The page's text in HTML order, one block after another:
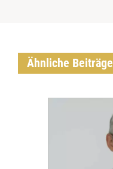
Ähnliche Beiträge